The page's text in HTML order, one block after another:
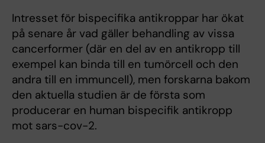
Intresset för bispecifika antikroppar har ökat
på senare år vad gäller behandling av vissa
cancerformer (där en del av en antikropp till
exempel kan binda till en tumörcell och den
andra till en immuncell), men forskarna bakom
den aktuella studien är de första som
producerar en human bispecifik antikropp
mot sars-cov-2.